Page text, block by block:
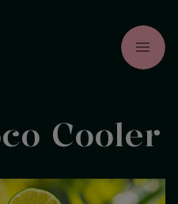
menu
Cooler